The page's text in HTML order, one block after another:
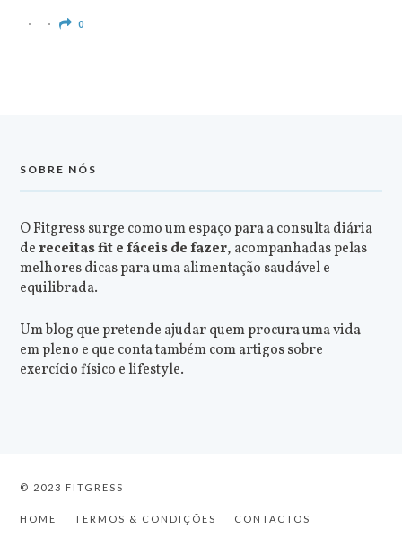
0
SOBRE NÓS
O Fitgress surge como um espaço para a consulta diária
dereceitas fit e fáceis de fazer, acompanhadas pelas
melhores dicas para uma alimentação saudável e
equilibrada.
Um blog que pretende ajudar quem procura uma vida
em pleno e que conta também com artigos sobre
exercício físico e lifestyle.
© 2023 FITGRESS
HOME TERMOS & CONDIÇÕES CONTACTOS